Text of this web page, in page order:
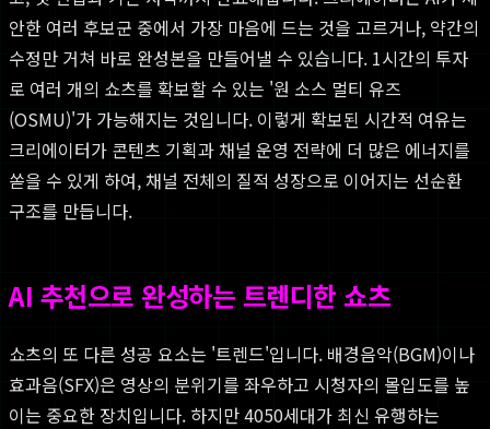
안한 여러 후보군 중에서 가장 마음에 드는 것을 고르거나, 약간의
수정만 거쳐 바로 완성본을 만들어낼 수 있습니다. 1시간의 투자
로 여러 개의 쇼츠를 확보할 수 있는 '원 소스 멀티 유즈
(OSMU)'가 가능해지는 것입니다. 이렇게 확보된 시간적 여유는
크리에이터가 콘텐츠 기획과 채널 운영 전략에 더 많은 에너지를
쏟을 수 있게 하여, 채널 전체의 질적 성장으로 이어지는 선순환
구조를 만듭니다.
AI 추천으로 완성하는 트렌디한 쇼츠
쇼츠의 또 다른 성공 요소는 '트렌드'입니다. 배경음악(BGM)이나
효과음(SFX)은 영상의 분위기를 좌우하고 시청자의 몰입도를 높
이는 중요한 장치입니다. 하지만 4050세대가 최신 유행하는